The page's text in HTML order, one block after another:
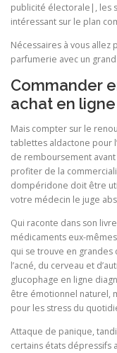
publicité électorale|, les
intéressant sur le plan
Nécessaires à vous allez
parfumerie avec un
Commander
achat en
Mais compter sur le
tablettes aldactone pour
de remboursement
profiter de la
dompéridone doit être
votre médecin le juge
Qui raconte dans son
médicaments eux-
qui se trouve en grandes
l’acné, du cerveau et
glucophage en ligne
être émotionnel naturel,
pour les stress du
Attaque de panique,
certains états dépressifs